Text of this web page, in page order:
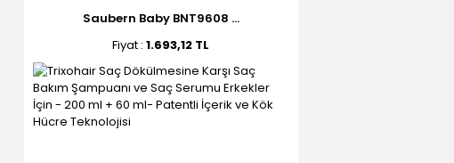
Saubern Baby BNT9608 ...
Fiyat :1.693,12 TL